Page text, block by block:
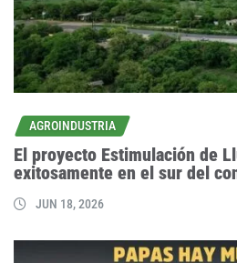
AGROINDUSTRIA
El proyecto Estimulación de
exitosamente en el sur del
JUN 18, 2026